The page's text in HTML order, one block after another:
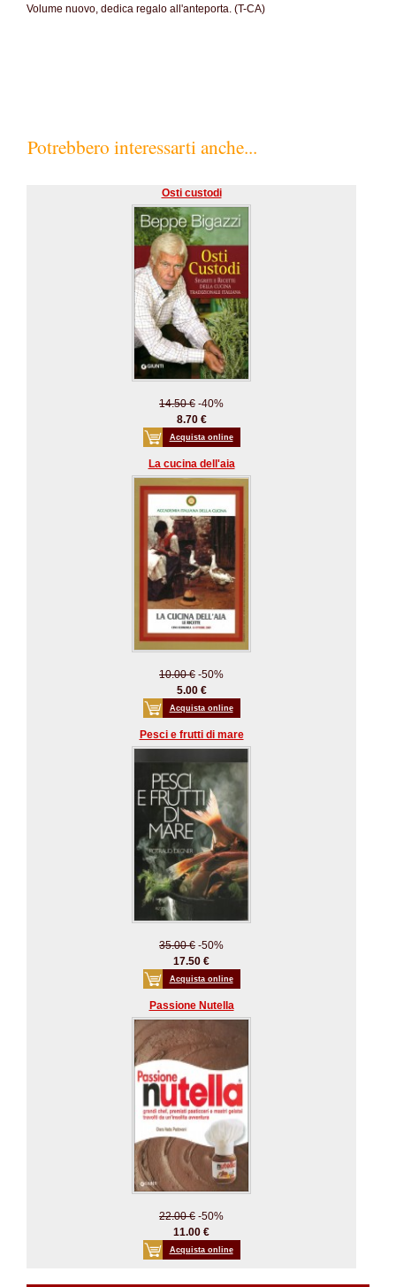
Volume nuovo, dedica regalo all'anteporta. (T-CA)
Potrebbero interessarti anche...
Osti custodi
14.50 € -40%
8.70 €
Acquista online
La cucina dell'aia
10.00 € -50%
5.00 €
Acquista online
Pesci e frutti di mare
35.00 € -50%
17.50 €
Acquista online
Passione Nutella
22.00 € -50%
11.00 €
Acquista online